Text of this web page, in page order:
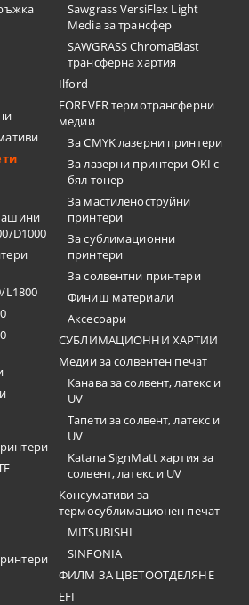
D1000
L1800
Sawgrass VersiFlex Light
Media за трансфер
SAWGRASS ChromaBlast
трансферна хартия
Ilford
FOREVER термотрансферни
медии
За CMYK лазерни принтери
За лазерни принтери OKI с
бял тонер
За мастиленоструйни
принтери
За сублимационни
принтери
За солвентни принтери
Финиш материали
Аксесоари
СУБЛИМАЦИОННИ ХАРТИИ
Медии за солвентен печат
Канава за солвент, латекс и
UV
Тапети за солвент, латекс и
UV
Katana SignMatt хартия за
солвент, латекс и UV
Консумативи за
термосублимационен печат
MITSUBISHI
SINFONIA
ФИЛМ ЗА ЦВЕТООТДЕЛЯНЕ
EFI